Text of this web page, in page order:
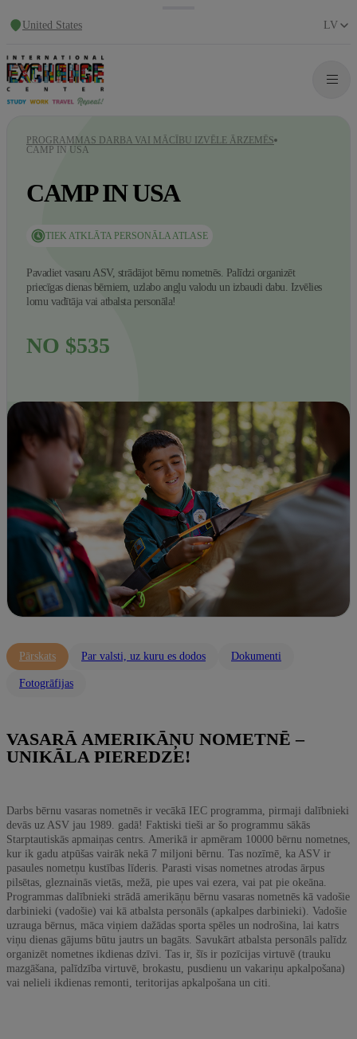
United States LV
PROGRAMMAS DARBA VAI MĀCĪBU IZVĒLE ĀRZEMĒS
CAMP IN USA
CAMP IN USA
TIEK ATKLĀTA PERSONĀLA ATLASE
Pavadiet vasaru ASV, strādājot bērnu nometnēs. Palīdzi organizēt
priecīgas dienas bērniem, uzlabo angļu valodu un izbaudi dabu. Izvēlies
lomu vadītāja vai atbalsta personāla!
NO $535
Pārskats Par valsti, uz kuru es dodos Dokumenti
Fotogrāfijas
VASARĀ AMERIKĀŅU NOMETNĒ –
UNIKĀLA PIEREDZE!
Darbs bērnu vasaras nometnēs ir vecākā IEC programma, pirmaji dalībnieki
devās uz ASV jau 1989. gadā! Faktiski tieši ar šo programmu sākās
Starptautiskās apmaiņas centrs. Amerikā ir apmēram 10000 bērnu nometnes,
kur ik gadu atpūšas vairāk nekā 7 miljoni bērnu. Tas nozīmē, ka ASV ir
pasaules nometņu kustības līderis. Parasti visas nometnes atrodas ārpus
pilsētas, gleznainās vietās, mežā, pie upes vai ezera, vai pat pie okeāna.
Programmas dalībnieki strādā amerikāņu bērnu vasaras nometnēs kā vadošie
darbinieki (vadošie) vai kā atbalsta personāls (apkalpes darbinieki). Vadošie
uzrauga bērnus, māca viņiem dažādas sporta spēles un nodrošina, lai katrs
viņu dienas gājums būtu jautrs un bagāts. Savukārt atbalsta personāls palīdz
organizēt nometnes ikdienas dzīvi. Tas ir, šīs ir pozīcijas virtuvē (trauku
mazgāšana, palīdzība virtuvē, brokastu, pusdienu un vakariņu apkalpošana)
vai nelieli ikdienas remonti, teritorijas apkalpošana un citi.